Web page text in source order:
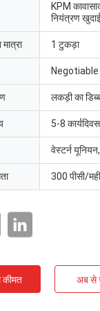
KPM
नियंत्रण
1 टुकड़ा
लकड़ी का
5-8 कार्यदिवस
वेस्टर्न
300 पीसी/
कीमत अब से